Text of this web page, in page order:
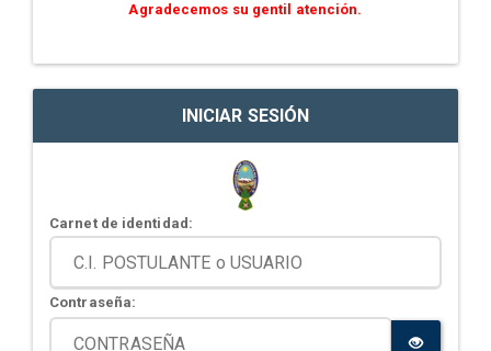
Agradecemos su gentil atención.
INICIAR SESIÓN
Carnet de identidad:
Contraseña: